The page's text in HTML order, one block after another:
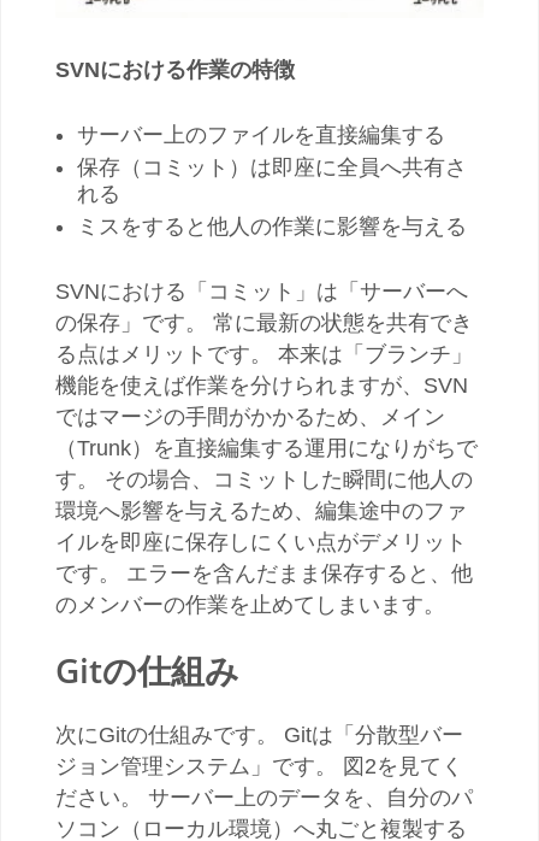
SVNにおける作業の特徴
サーバー上のファイルを直接編集する
保存（コミット）は即座に全員へ共有さ
れる
ミスをすると他人の作業に影響を与える
SVNにおける「コミット」は「サーバーへ
の保存」です。 常に最新の状態を共有でき
る点はメリットです。 本来は「ブランチ」
機能を使えば作業を分けられますが、SVN
ではマージの手間がかかるため、メイン
（Trunk）を直接編集する運用になりがちで
す。 その場合、コミットした瞬間に他人の
環境へ影響を与えるため、編集途中のファ
イルを即座に保存しにくい点がデメリット
です。 エラーを含んだまま保存すると、他
のメンバーの作業を止めてしまいます。
Gitの仕組み
次にGitの仕組みです。 Gitは「分散型バー
ジョン管理システム」です。 図2を見てく
ださい。 サーバー上のデータを、自分のパ
ソコン（ローカル環境）へ丸ごと複製する